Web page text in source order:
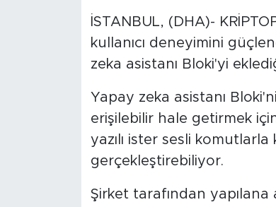
İSTANBUL, (DHA)-
kullanıcı deneyimini
zeka asistanı Bloki'yi
Yapay zeka asistanı
erişilebilir hale getirmek
yazılı ister sesli
gerçekleştirebiliyor.
Şirket tarafından yapılana